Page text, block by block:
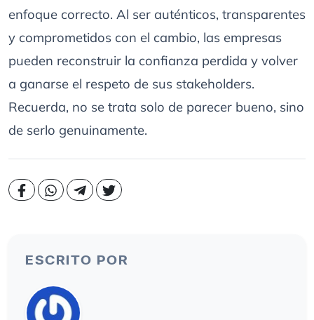
enfoque correcto. Al ser auténticos, transparentes
y comprometidos con el cambio, las empresas
pueden reconstruir la confianza perdida y volver
a ganarse el respeto de sus stakeholders.
Recuerda, no se trata solo de parecer bueno, sino
de serlo genuinamente.
ESCRITO POR